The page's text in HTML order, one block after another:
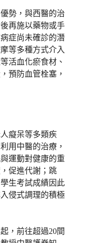
勢，與西醫的治
再施以藥物或手
症尚未確診的潛
等多種方式介入
活血化瘀食材、
預防血管栓塞，
癡呆等多類疾
用中醫的治療，
運動對健康的重
促進代謝；跳
生考試成績因此
侵式調理的積極
，前往超過20間